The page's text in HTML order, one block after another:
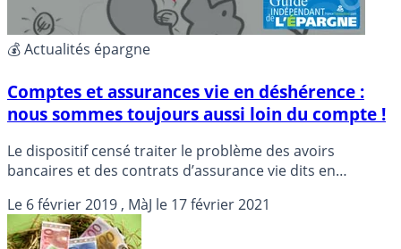
💰 Actualités épargne
Comptes et assurances vie en déshérence :
nous sommes toujours aussi loin du compte !
Le dispositif censé traiter le problème des avoirs
bancaires et des contrats d’assurance vie dits en
croisière, constate mercredi la Cour des comptes, qui
appelle à divers ajustements pour simplifier et compléter
Le 6 février 2019, MàJ le 17 février 2021